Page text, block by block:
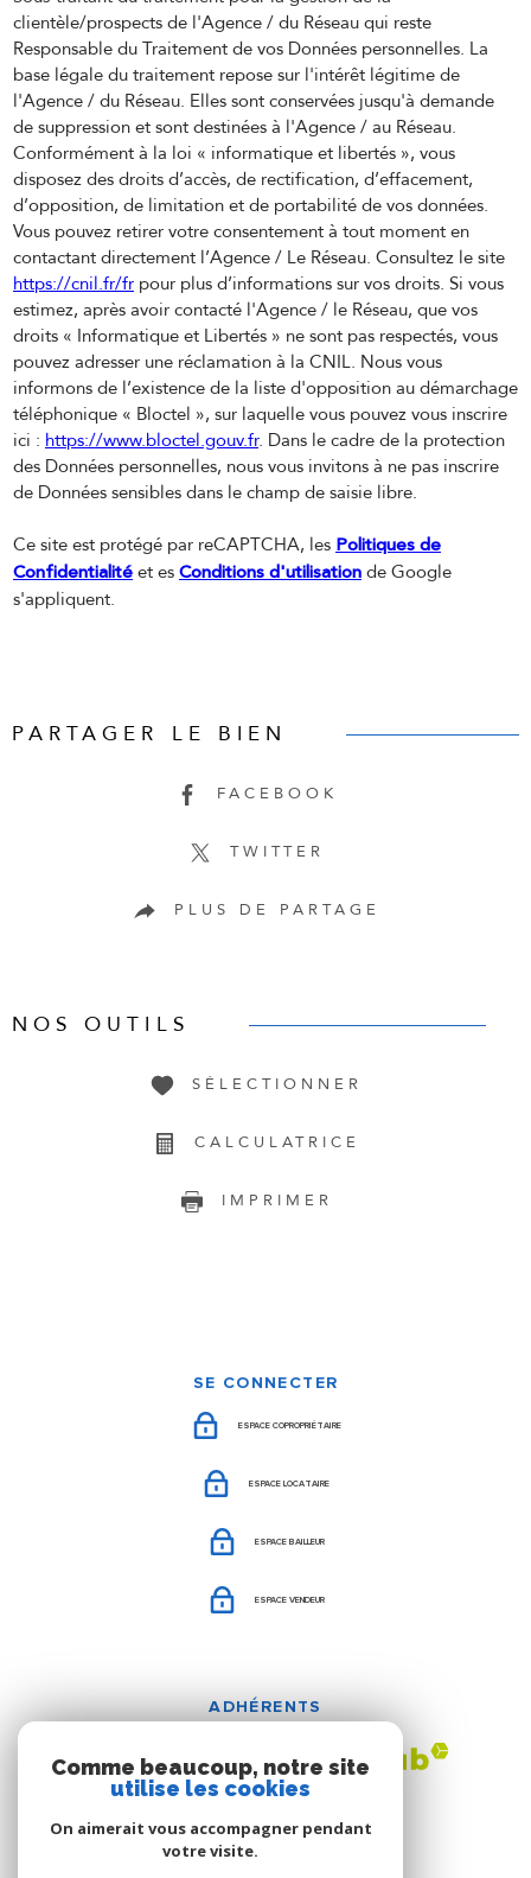
clientèle/prospects de l'Agence / du Réseau qui reste
Responsable du Traitement de vos Données personnelles. La
base légale du traitement repose sur l'intérêt légitime de
l'Agence / du Réseau. Elles sont conservées jusqu'à demande
de suppression et sont destinées à l'Agence / au Réseau.
Conformément à la loi « informatique et libertés », vous
disposez des droits d’accès, de rectification, d’effacement,
d’opposition, de limitation et de portabilité de vos données.
Vous pouvez retirer votre consentement à tout moment en
contactant directement l’Agence / Le Réseau. Consultez le site
https://cnil.fr/fr pour plus d’informations sur vos droits. Si vous
estimez, après avoir contacté l'Agence / le Réseau, que vos
droits « Informatique et Libertés » ne sont pas respectés, vous
pouvez adresser une réclamation à la CNIL. Nous vous
informons de l’existence de la liste d'opposition au démarchage
téléphonique « Bloctel », sur laquelle vous pouvez vous inscrire
ici : https://www.bloctel.gouv.fr. Dans le cadre de la protection
des Données personnelles, nous vous invitons à ne pas inscrire
de Données sensibles dans le champ de saisie libre.
Ce site est protégé par reCAPTCHA, les Politiques de
Confidentialité et es Conditions d'utilisation de Google
s'appliquent.
PARTAGER LE BIEN
FACEBOOK
TWITTER
PLUS DE PARTAGE
NOS OUTILS
SÉLECTIONNER
CALCULATRICE
IMPRIMER
SE CONNECTER
ESPACE COPROPRIÉTAIRE
ESPACE LOCATAIRE
ESPACE BAILLEUR
ESPACE VENDEUR
ADHÉRENTS
Comme beaucoup, notre site
utilise les cookies
On aimerait vous accompagner pendant
votre visite.